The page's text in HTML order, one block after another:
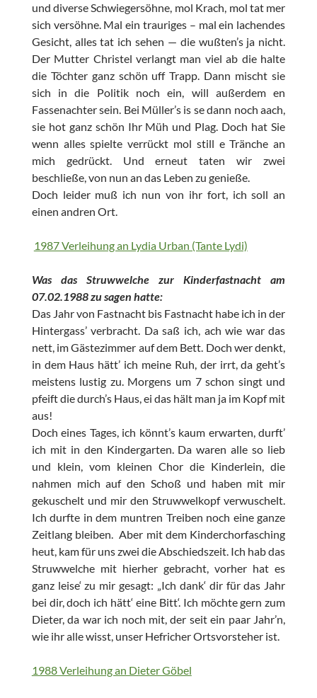
und diverse Schwiegersöhne, mol Krach, mol tat mer
sich versöhne. Mal ein trauriges – mal ein lachendes
Gesicht, alles tat ich sehen — die wußten’s ja nicht.
Der Mutter Christel verlangt man viel ab die halte
die Töchter ganz schön uff Trapp. Dann mischt sie
sich in die Politik noch ein, will außerdem en
Fassenachter sein. Bei Müller’s is se dann noch aach,
sie hot ganz schön Ihr Müh und Plag. Doch hat Sie
wenn alles spielte verrückt mol still e Tränche an
mich gedrückt. Und erneut taten wir zwei
beschließe, von nun an das Leben zu genieße.
Doch leider muß ich nun von ihr fort, ich soll an
einen andren Ort.
1987 Verleihung an Lydia Urban (Tante Lydi)
Was das Struwwelche zur Kinderfastnacht am
07.02.1988 zu sagen hatte:
Das Jahr von Fastnacht bis Fastnacht habe ich in der
Hintergass’ verbracht. Da saß ich, ach wie war das
nett, im Gästezimmer auf dem Bett. Doch wer denkt,
in dem Haus hätt’ ich meine Ruh, der irrt, da geht’s
meistens lustig zu. Morgens um 7 schon singt und
pfeift die durch’s Haus, ei das hält man ja im Kopf mit
aus!
Doch eines Tages, ich könnt’s kaum erwarten, durft’
ich mit in den Kindergarten. Da waren alle so lieb
und klein, vom kleinen Chor die Kinderlein, die
nahmen mich auf den Schoß und haben mit mir
gekuschelt und mir den Struwwelkopf verwuschelt.
Ich durfte in dem muntren Treiben noch eine ganze
Zeitlang bleiben. Aber mit dem Kinderchorfasching
heut, kam für uns zwei die Abschiedszeit. Ich hab das
Struwwelche mit hierher gebracht, vorher hat es
ganz leise‘ zu mir gesagt: „Ich dank‘ dir für das Jahr
bei dir, doch ich hätt‘ eine Bitt‘. Ich möchte gern zum
Dieter, da war ich noch mit, der seit ein paar Jahr’n,
wie ihr alle wisst, unser Hefricher Ortsvorsteher ist.
1988 Verleihung an Dieter Göbel